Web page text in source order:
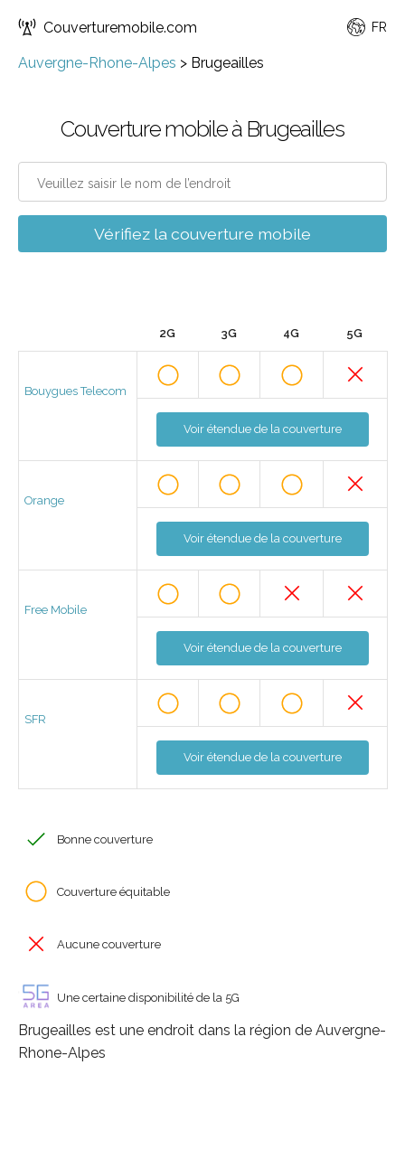
Couverturemobile.com FR
Auvergne-Rhone-Alpes > Brugeailles
Couverture mobile à Brugeailles
Vérifiez la couverture mobile
2G 3G 4G 5G
Bouygues Telecom
Voir étendue de la couverture
Orange
Voir étendue de la couverture
Free Mobile
Voir étendue de la couverture
SFR
Voir étendue de la couverture
Bonne couverture
Couverture équitable
Aucune couverture
Une certaine disponibilité de la 5G
Brugeailles est une endroit dans la région de Auvergne-
Rhone-Alpes